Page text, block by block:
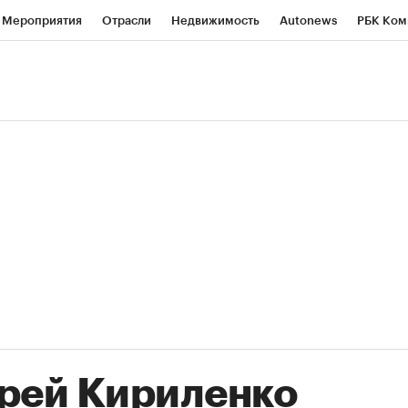
Мероприятия Отрасли Недвижимость Autonews РБК
Кириленко